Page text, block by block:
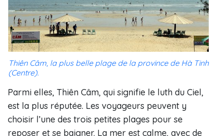
Thiên Câm, la plus belle plage de la province de Hà Tinh
(Centre).
Parmi elles, Thiên Câm, qui signifie le luth du Ciel,
est la plus réputée. Les voyageurs peuvent y
choisir l’une des trois petites plages pour se
reposer et se baigner. La mer est calme, avec de